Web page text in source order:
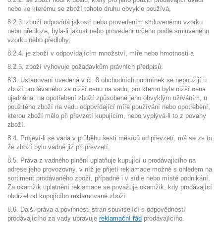
nebo ke kterému se zboží tohoto druhu obvykle používá,
8.2.3. zboží odpovídá jakostí nebo provedením smluvenému vzorku
nebo předloze, byla-li jakost nebo provedení určeno podle smluveného
vzorku nebo předlohy,
8.2.4. je zboží v odpovídajícím množství, míře nebo hmotnosti a
8.2.5. zboží vyhovuje požadavkům právních předpisů.
8.3. Ustanovení uvedená v čl. 8 obchodních podmínek se nepoužijí u
zboží prodávaného za nižší cenu na vadu, pro kterou byla nižší cena
ujednána, na opotřebení zboží způsobené jeho obvyklým užíváním, u
použitého zboží na vadu odpovídající míře používání nebo opotřebení,
kterou zboží mělo při převzetí kupujícím, nebo vyplývá-li to z povahy
zboží.
8.4. Projeví-li se vada v průběhu šesti měsíců od převzetí, má se za to,
že zboží bylo vadné již při převzetí.
8.5. Práva z vadného plnění uplatňuje kupující u prodávajícího na
adrese jeho provozovny, v níž je přijetí reklamace možné s ohledem na
sortiment prodávaného zboží, případně i v sídle nebo místě podnikání.
Za okamžik uplatnění reklamace se považuje okamžik, kdy prodávající
obdržel od kupujícího reklamované zboží.
8.6. Další práva a povinnosti stran související s odpovědností
prodávajícího za vady upravuje reklamační řád prodávajícího.